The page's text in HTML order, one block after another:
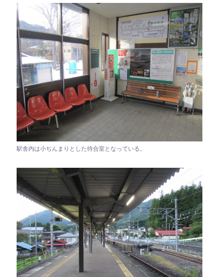
駅舎内は小ぢんまりとした待合室となっている。